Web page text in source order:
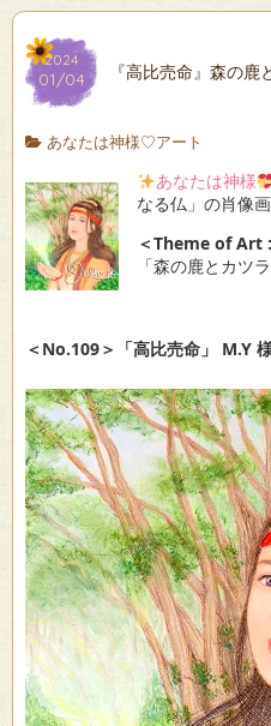
2024
01/04 『高比売命』森の鹿
あなたは神様♡アート
あなたは神様
なる仏」の肖像
＜Theme of Art
「森の鹿とカツ
＜No.109＞「高比売命」 M.Y